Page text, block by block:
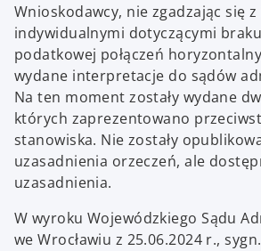
Wnioskodawcy, nie zgadzając się
indywidualnymi dotyczącymi
podatkowej połączeń
wydane interpretacje do sądów
Na ten moment zostały wydane
których zaprezentowano
stanowiska. Nie zostały
uzasadnienia orzeczeń, ale
uzasadnienia.
W wyroku Wojewódzkiego Sądu
we Wrocławiu z 25.06.2024 r.,